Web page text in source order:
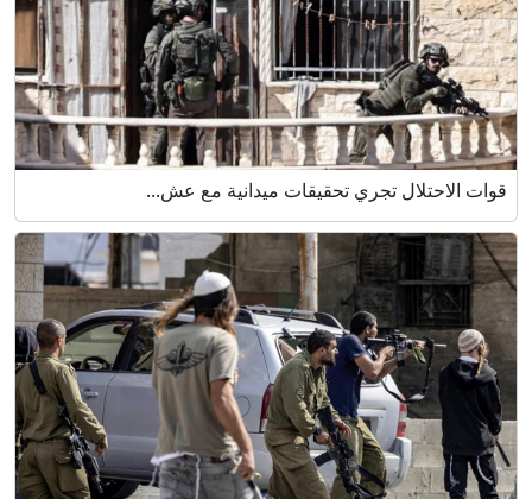
قوات الاحتلال تجري تحقيقات ميدانية مع عش...